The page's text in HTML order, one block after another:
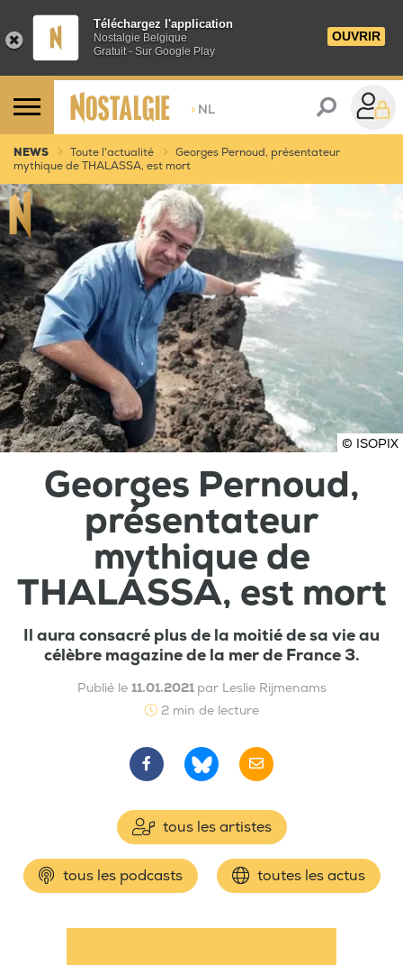
Téléchargez l'application
Nostalgie Belgique
Gratuit - Sur Google Play
OUVRIR
> NL
NEWS Toute l'actualité
Georges Pernoud, présentateur
mythique de THALASSA, est mort
© ISOPIX
Georges Pernoud,
présentateur
mythique de
THALASSA, est mort
Il aura consacré plus de la moitié de sa vie au
célèbre magazine de la mer de France 3.
Publié le 11.01.2021 par Leslie Rijmenams
2 min de lecture
tous les artistes
tous les podcasts toutes les actus